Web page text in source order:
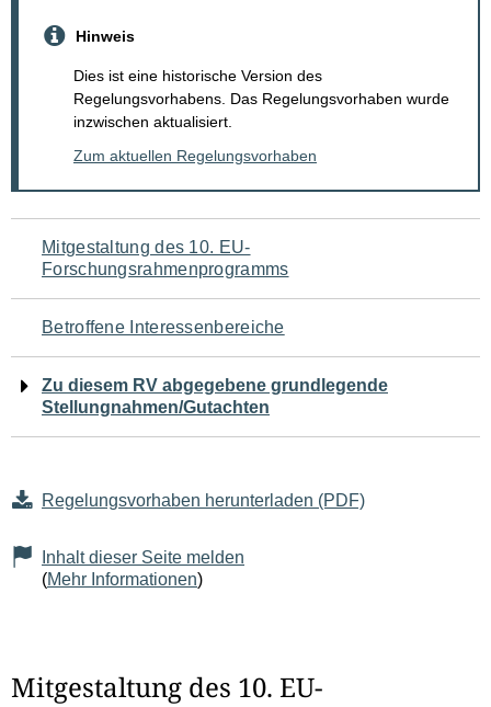
Hinweis
Dies ist eine historische Version des
Regelungsvorhabens. Das Regelungsvorhaben wurde
inzwischen aktualisiert.
Zum aktuellen Regelungsvorhaben
Navigation
für
den
Seiteninhalt
Mitgestaltung des 10. EU-
Forschungsrahmenprogramms
Betroffene Interessenbereiche
Zu diesem RV abgegebene grundlegende
Stellungnahmen/Gutachten
Regelungsvorhaben herunterladen (PDF)
Inhalt dieser Seite melden
(Mehr Informationen)
Mitgestaltung des 10. EU-